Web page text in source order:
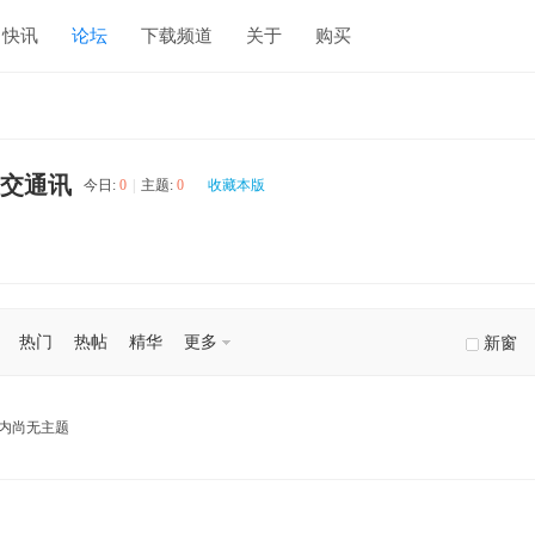
快讯 论坛 下载频道 关于 购买
通讯 今日: 0 主题: 0 收藏本版
新窗
热门 热帖 精华 更多
尚无主题